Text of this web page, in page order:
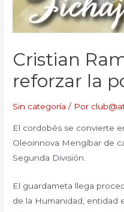
Cristian
reforzar la
Sin categoría / Por
El cordobés se convierte
Oleoinnova Mengíbar de
Segunda División.
El guardameta llega
de la Humanidad, entidad